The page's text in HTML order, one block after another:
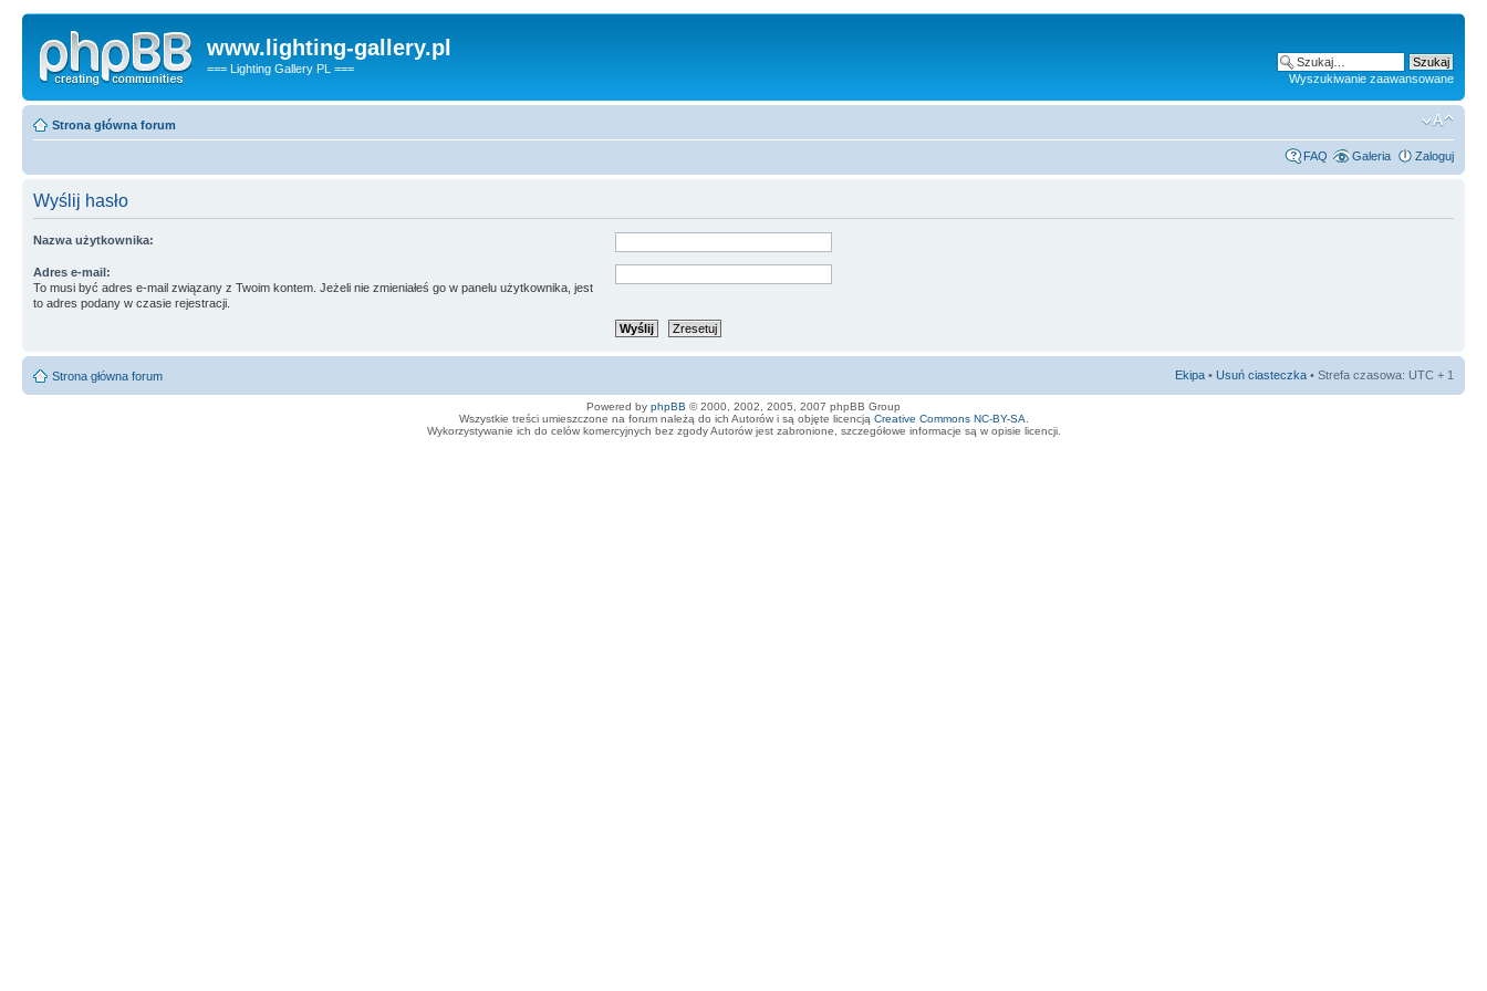
www.lighting-gallery.pl
=== Lighting Gallery PL ===
Wyszukiwanie zaawansowane
Strona główna forum
FAQ Galeria Zaloguj
Wyślij hasło
Nazwa użytkownika:
Adres e-mail:
To musi być adres e-mail związany z Twoim kontem. Jeżeli nie zmieniałeś go w panelu użytkownika, jest
to adres podany w czasie rejestracji.
Strona główna forum Ekipa • Usuń ciasteczka • Strefa czasowa: UTC + 1
Powered by phpBB © 2000, 2002, 2005, 2007 phpBB Group
Wszystkie treści umieszczone na forum należą do ich Autorów i są objęte licencją Creative Commons NC-BY-SA
Wykorzystywanie ich do celów komercyjnych bez zgody Autorów jest zabronione, szczegółowe informacje są w opisie licencji.